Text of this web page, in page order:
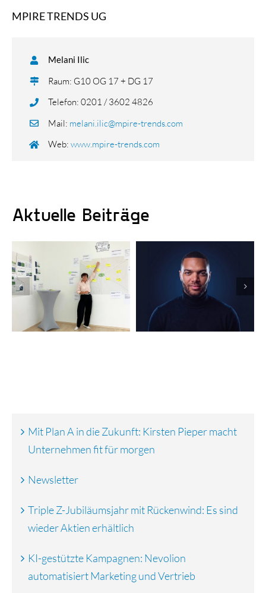
MPIRE TRENDS UG
Melani Ilic
Raum: G10 OG 17 + DG 17
Telefon: 0201 / 3602 4826
Mail: melani.ilic@mpire-trends.com
Web: www.mpire-trends.com
Aktuelle Beiträge
KI-gestützte
Kampagnen:
Nevolion
automatisiert
Marketing und
Vertrieb
Erfolgreiche
Finanzierungsrunde:
vGreens startet
globalen Rollout
Mit Plan A in die Zukunft: Kirsten Pieper macht
Unternehmen fit für morgen
Newsletter
Triple Z-Jubiläumsjahr mit Rückenwind: Es sind
wieder Aktien erhältlich
KI-gestützte Kampagnen: Nevolion
automatisiert Marketing und Vertrieb